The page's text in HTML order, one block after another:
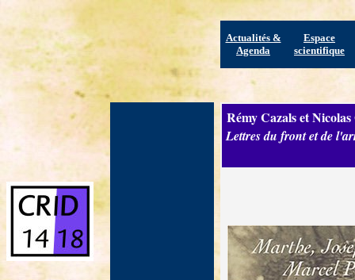
Actualités &
Agenda
Espace
scientifique
Rémy Cazals et
Lettres du front et de